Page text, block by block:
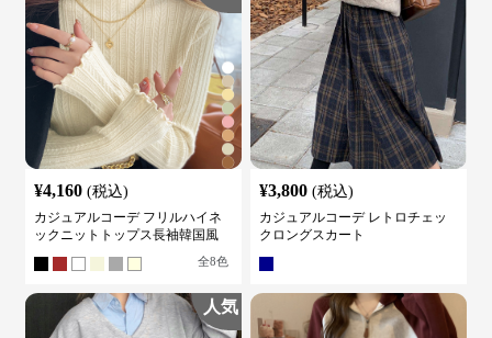
¥4,160 (税込)
カジュアルコーデ フリルハイネ
ックニットトップス長袖韓国風
全8色
¥3,800 (税込)
カジュアルコーデ レトロチェッ
クロングスカート
人気